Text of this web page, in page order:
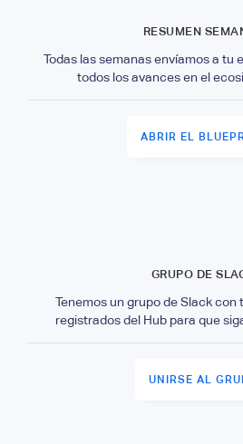
RESUMEN
Todas las semanas envíamos a tu
todos los avances en el
ABRIR EL
GRUPO DE
Tenemos un grupo de Slack con
registrados del Hub para que
UNIRSE AL